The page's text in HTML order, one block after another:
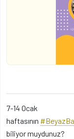
7-14 Ocak
haftasının
biliyor muydunuz?